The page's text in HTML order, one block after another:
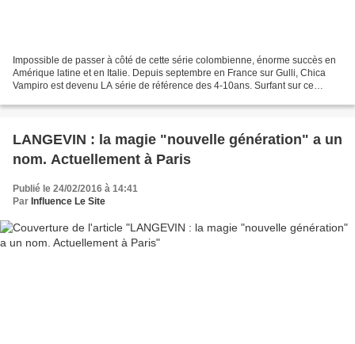
Impossible de passer à côté de cette série colombienne, énorme succès en
Amérique latine et en Italie. Depuis septembre en France sur Gulli, Chica
Vampiro est devenu LA série de référence des 4-10ans. Surfant sur ce
LANGEVIN : la magie "nouvelle génération" a un
nom. Actuellement à Paris
Publié le 24/02/2016 à 14:41
Par Influence Le Site